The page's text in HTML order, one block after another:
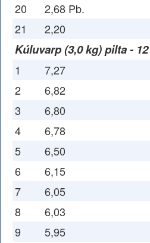
20 2,68 Pb.
21 2,20
Kúluvarp (3,0 kg) pilta -
1 7,27
2 6,82
3 6,80
4 6,78
5 6,50
6 6,15
7 6,05
8 6,03
9 5,95